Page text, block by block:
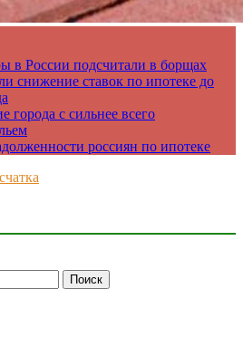
в России подсчитали в борщах
снижение ставок по ипотеке до
города с сильнее всего
россиян по ипотеке